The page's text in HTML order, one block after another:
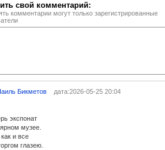
свой комментарий:
комментарии могут только зарегистрированные
Бикметов дата:2026-05-25 20:04
экспонат
музее.
и все
глазею.